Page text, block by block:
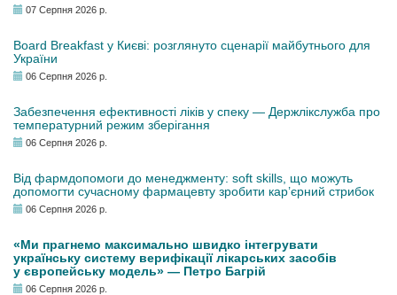
07 Серпня 2026 р.
Board Breakfast у Києві: розглянуто сценарії майбутнього для
України
06 Серпня 2026 р.
Забезпечення ефективності ліків у спеку — Держлікслужба про
температурний режим зберігання
06 Серпня 2026 р.
Від фармдопомоги до менеджменту: soft skills, що можуть
допомогти сучасному фармацевту зробити кар’єрний стрибок
06 Серпня 2026 р.
«Ми прагнемо максимально швидко інтегрувати
українську систему верифікації лікарських засобів
у європейську модель» — Петро Багрій
06 Серпня 2026 р.